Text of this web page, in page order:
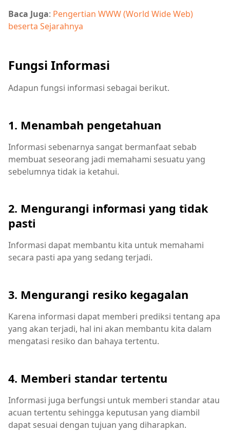
Baca Juga: Pengertian WWW (World Wide Web)
beserta Sejarahnya
Fungsi Informasi
Adapun fungsi informasi sebagai berikut.
1. Menambah pengetahuan
Informasi sebenarnya sangat bermanfaat sebab
membuat seseorang jadi memahami sesuatu yang
sebelumnya tidak ia ketahui.
2. Mengurangi informasi yang tidak
pasti
Informasi dapat membantu kita untuk memahami
secara pasti apa yang sedang terjadi.
3. Mengurangi resiko kegagalan
Karena informasi dapat memberi prediksi tentang apa
yang akan terjadi, hal ini akan membantu kita dalam
mengatasi resiko dan bahaya tertentu.
4. Memberi standar tertentu
Informasi juga berfungsi untuk memberi standar atau
acuan tertentu sehingga keputusan yang diambil
dapat sesuai dengan tujuan yang diharapkan.